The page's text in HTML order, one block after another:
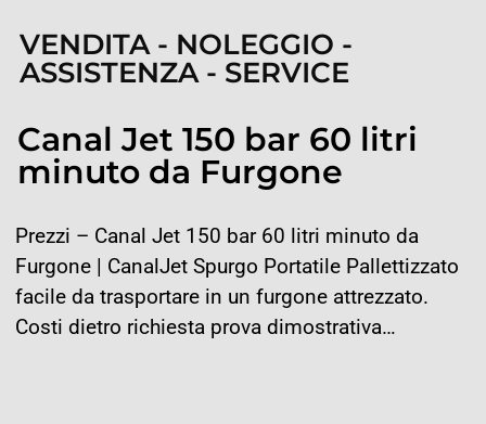
VENDITA - NOLEGGIO -
ASSISTENZA - SERVICE
Canal Jet 150 bar 60 litri
minuto da Furgone
Prezzi – Canal Jet 150 bar 60 litri minuto da
Furgone | CanalJet Spurgo Portatile Pallettizzato
facile da trasportare in un furgone attrezzato.
Costi dietro richiesta prova dimostrativa…